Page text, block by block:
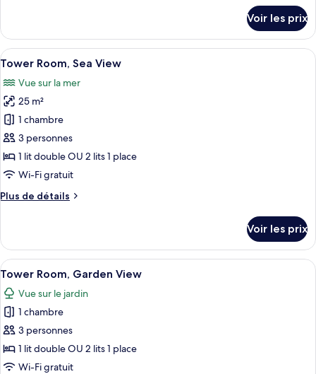
mer
(Junior)
le
type
de
Suite
Junior,
vue
mer
(Junior)
Voir les prix
Afficher
toutes
les
photos
pour
ce
type
de
chambre :
Tower
View
Une chambre d’hôtel avec un grand
5
Tower Room, Sea View
Vue sur la mer
25 m²
1 chambre
3 personnes
1 lit double OU 2 lits 1 place
Wi-Fi gratuit
Plus de détails
Plus
le
type
de
chambre
Tower
Room,
Sea
View
Voir les prix
Afficher
toutes
les
photos
pour
ce
type
Une chambre d’hôtel avec un
5
Tower Room, Garden View
Vue sur le jardin
1 chambre
3 personnes
1 lit double OU 2 lits 1 place
Wi-Fi gratuit